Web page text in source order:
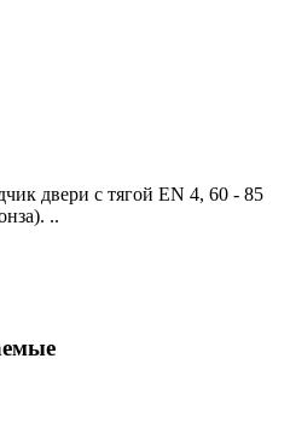
двери c тягой EN 4, 60 - 85
..